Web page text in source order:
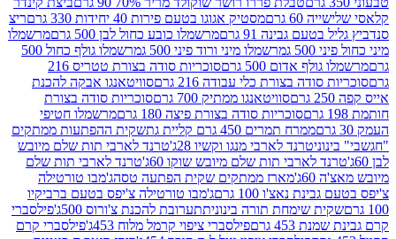
60 גרם
מסטיק אגוגו בטעם פירות 40 יחידות 330 גרם
ריצ
גבינה 91 גרם
מרשמלו כובע כחול לבן 500 גרם
מרשמלו
ג
מרשמלו מיני ורוד פיני 500 ג
מרשמלו גולף כחול 500
אדום 500 גרם
סוכריות סודה בצורת טטריס 216
בצורת כלי עבודה 216 גרם
סוויטאנגו אבקה להכנת
סוויטאנגו ממתיק 700 גרם
סוכריות סודה בצורת
סוכריות סודה בצורת פיצה 180 גרם
מרשמלו חטיפי
ממרח תמרים 450 גרם קליית גת
שקית ההפתעות ממתקים
טרנד לארבי מנגו וקשיו 28ג'
טרנד לארבי תות שלם מיובש
לארבי תות שלם מיובש שוקו 60ג'
טרנד לארבי תות שלם
מארז ממתקים שקית הפתעה טסהג'מבו טורטילה
נאצ'ו 100 גרם
ג'מבו טורטילה צ'יפס בטעם ברביקיו
שימחת תורה בינוניתתערובת להכנת צ'ורוס 500ג'
פילסברי
453 גרם
פילסברי ציפוי קרמל מלוח 453ג'
פילסברי קרם